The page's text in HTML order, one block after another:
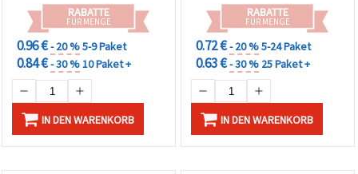
RABATTE
FÜR MENGE
0.96 €- 20 %5-9 Paket
0.84 €- 30 %10 Paket +
IN DEN WARENKORB
RABATTE
FÜR MENGE
0.72 €- 20 %5-24 Paket
0.63 €- 30 % 25 Paket +
IN DEN WARENKORB